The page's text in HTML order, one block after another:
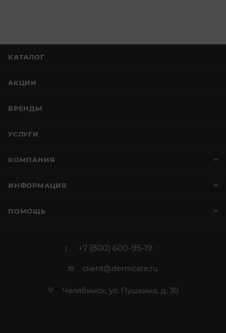
КАТАЛОГ
АКЦИИ
БРЕНДЫ
УСЛУГИ
КОМПАНИЯ
ИНФОРМАЦИЯ
ПОМОЩЬ
+7 (800) 600-95-19
client@dermcare.ru
Челябинск, ул. Пушкина, д. 30